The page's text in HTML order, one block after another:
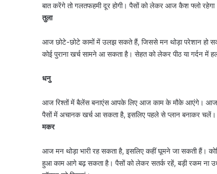
बात करेंगे तो गलतफहमी दूर होगी। पैसों को लेकर आज कैश फ्लो
तुला
आज छोटे-छोटे कामों में उलझ सकते हैं, जिससे मन थोड़ा परेशान हो
कोई पुराना खर्च सामने आ सकता है। सेहत को लेकर पीठ या गर्दन में
धनु
आज रिश्तों में बैलेंस बनाएंस आपके लिए आज काम के मौके आएंगे। आज
पैसों में अचानक खर्च आ सकता है, इसलिए पहले से प्लान बनाकर
मकर
आज मन थोड़ा भारी रह सकता है, इसलिए कहीं घूमने जा सकती
हुआ काम आगे बढ़ सकता है। पैसों को लेकर सतर्क रहें, बड़ी रकम ना
प्रदर्शन
बड़े
का
खुलासा,
साजिश का खुलासा,
था ऑपरेशन; पेट्रोल बम